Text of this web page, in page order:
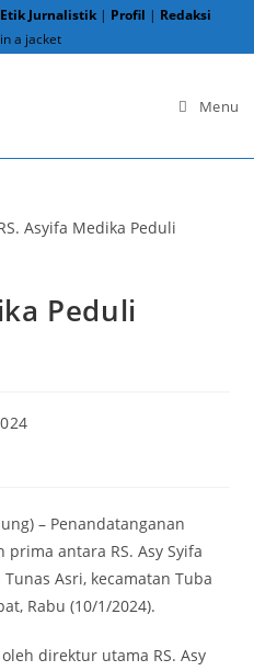
Jurnalistik | Profil | Redaksi
Menu
Peduli
– Penandatanganan
antara RS. Asy Syifa
Asri, kecamatan Tuba
Rabu (10/1/2024).
direktur utama RS. Asy